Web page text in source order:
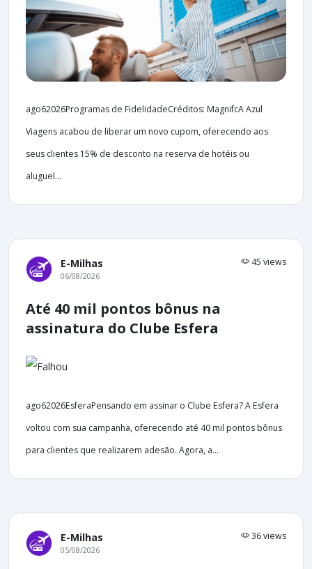
ago62026Programas de FidelidadeCréditos: MagnifcA Azul
Viagens acabou de liberar um novo cupom, oferecendo aos
seus clientes 15% de desconto na reserva de hotéis ou
aluguel...
E-Milhas 45 views
06/08/2026
Até 40 mil pontos bônus na
assinatura do Clube Esfera
ago62026EsferaPensando em assinar o Clube Esfera? A Esfera
voltou com sua campanha, oferecendo até 40 mil pontos bônus
para clientes que realizarem adesão. Agora, a...
E-Milhas 36 views
05/08/2026